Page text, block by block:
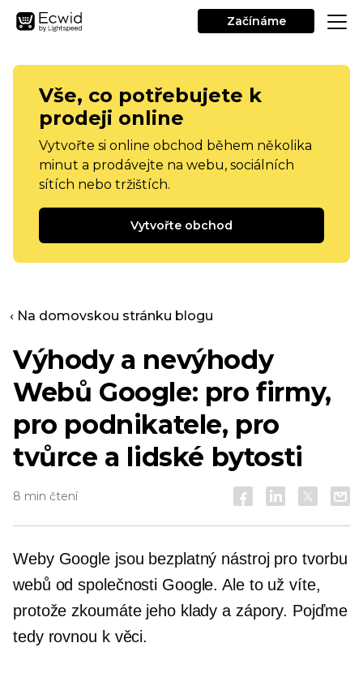
Začínáme
Vše, co potřebujete k
prodeji online
Vytvořte si online obchod během několika
minut a prodávejte na webu, sociálních
sítích nebo tržištích.
Vytvořte obchod
‹ Na domovskou stránku blogu
Výhody a nevýhody
Webů Google: pro firmy,
pro podnikatele, pro
tvůrce a lidské bytosti
8 min čtení
Weby Google jsou bezplatný nástroj pro tvorbu
webů od společnosti Google. Ale to už víte,
protože zkoumáte jeho klady a zápory. Pojďme
tedy rovnou k věci.